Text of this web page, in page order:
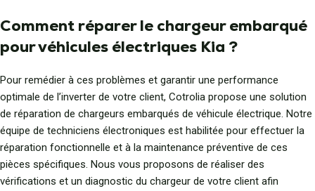
Comment réparer le chargeur embarqué
pour véhicules électriques Kia ?
Pour remédier à ces problèmes et garantir une performance
optimale de l’inverter de votre client, Cotrolia propose une solution
de réparation de chargeurs embarqués de véhicule électrique. Notre
équipe de techniciens électroniques est habilitée pour effectuer la
réparation fonctionnelle et à la maintenance préventive de ces
pièces spécifiques. Nous vous proposons de réaliser des
vérifications et un diagnostic du chargeur de votre client afin